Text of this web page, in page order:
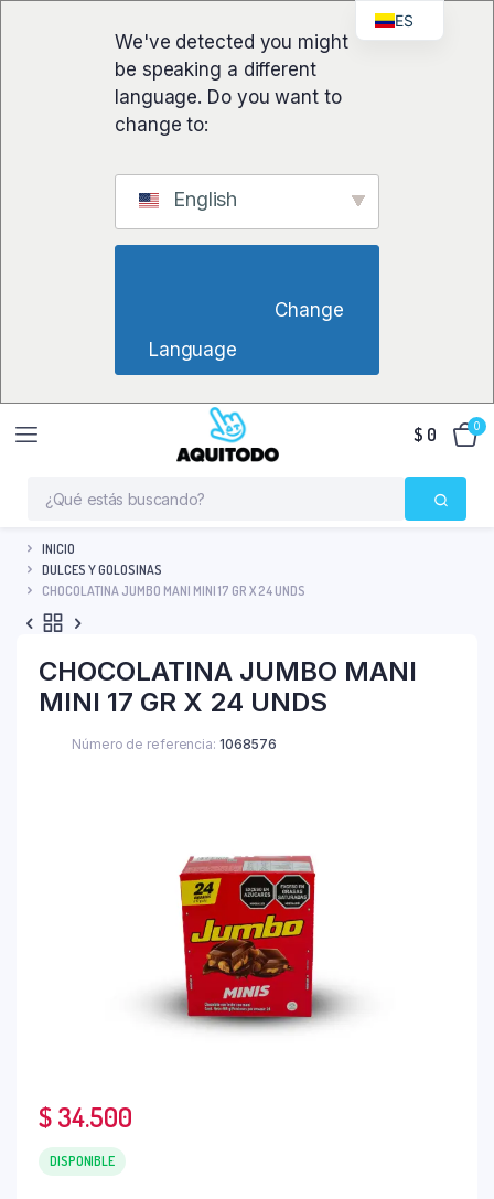
We've detected you might
be speaking a different
language. Do you want to
change to:
English
Language
$ 0 0
INICIO
DULCES Y GOLOSINAS
CHOCOLATINA JUMBO MANI MINI 17 GR X 24 UNDS
CHOCOLATINA JUMBO MANI
MINI 17 GR X 24 UNDS
Número de referencia: 1068576
$34.500
DISPONIBLE
ES